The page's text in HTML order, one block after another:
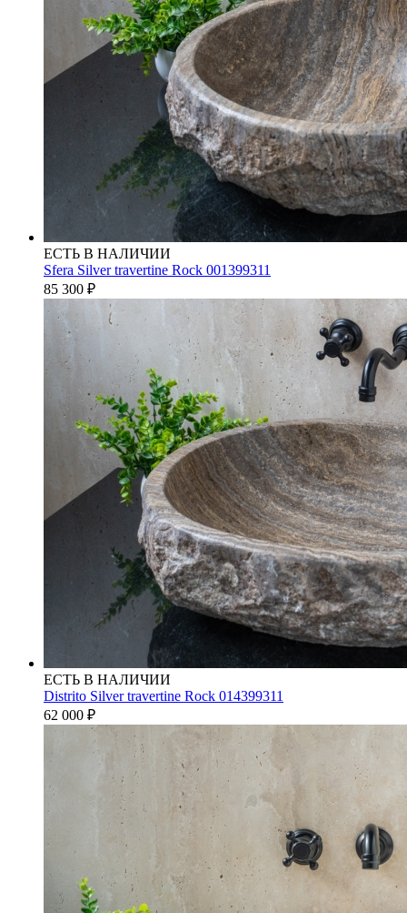
ЕСТЬ В НАЛИЧИИ
Sfera Silver travertine Rock 001399311
85 300 ₽
ЕСТЬ В НАЛИЧИИ
Distrito Silver travertine Rock 014399311
62 000 ₽